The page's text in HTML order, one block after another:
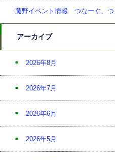
藤野イベント情報 つなーぐ、つ
アーカイブ
2026年8月
2026年7月
2026年6月
2026年5月